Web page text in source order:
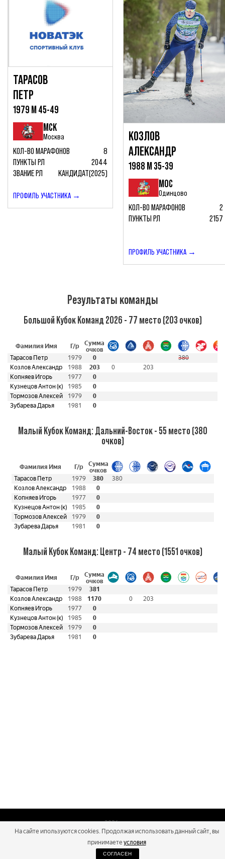
ТАРАСОВ
ПЕТР
1979 М 45-49
МСК
Москва
КОЛ-ВО МАРАФОНОВ
8
ПУНКТЫ РЛ
2044
ЗВАНИЕ РЛ
КАНДИДАТ(2025)
ПРОФИЛЬ УЧАСТНИКА →
КОЗЛОВ
АЛЕКСАНДР
1988 М 35-39
МОС
Одинцово
КОЛ-ВО МАРАФОНОВ
2
ПУНКТЫ РЛ
2157
ПРОФИЛЬ УЧАСТНИКА →
Результаты команды
Большой Кубок Команд 2026 - 77 место (203 очков)
Фамилия Имя Г/р
Сумма
очков
Тарасов Петр
1979 0
380
Козлов Александр
1988 203 0
203
Копняев Игорь
1977
0
Кузнецов Антон (к)
1985
0
Тормозов Алексей
1979
0
Зубарева Дарья
1981 0
Малый Кубок Команд: Дальний-Восток - 55 место (380
очков)
Фамилия Имя Г/р
Сумма
очков
Тарасов Петр
1979 380
380
Козлов Александр
1988
0
Копняев Игорь
1977
0
Кузнецов Антон (к)
1985
0
Тормозов Алексей
1979
0
Зубарева Дарья
1981 0
Малый Кубок Команд: Центр - 74 место (1551 очков)
Фамилия Имя Г/р
Сумма
очков
Тарасов Петр
1979
381
Козлов Александр
1988 1170 0
203
Копняев Игорь
1977
0
Кузнецов Антон (к)
1985
0
Тормозов Алексей
1979
0
Зубарева Дарья
1981 0
2026
Russialoppet ®
Серия лыжных марафонов
На сайте ипользуются cookies. Продолжая использовать данный сайт, вы
принимаете условия
СОГЛАСЕН